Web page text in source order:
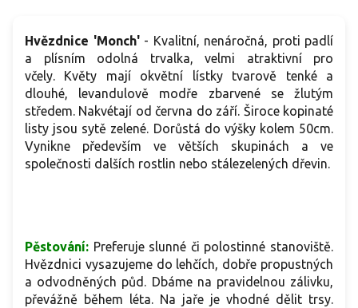
Hvězdnice 'Monch'- Kvalitní, nenáročná, proti padlí
a plísním odolná trvalka, velmi atraktivní pro
včely. Květy mají okvětní lístky tvarově tenké a
dlouhé, levandulově modře zbarvené se žlutým
středem. Nakvétají od června do září. Široce kopinaté
listy jsou sytě zelené. Dorůstá do výšky kolem 50cm.
Vynikne především ve větších skupinách a ve
společnosti dalších rostlin nebo stálezelených dřevin.
Pěstování: Preferuje slunné či polostinné stanoviště.
Hvězdnici vysazujeme do lehčích, dobře propustných
a odvodněných půd. Dbáme na pravidelnou zálivku,
převážně během léta. Na jaře je vhodné dělit trsy.